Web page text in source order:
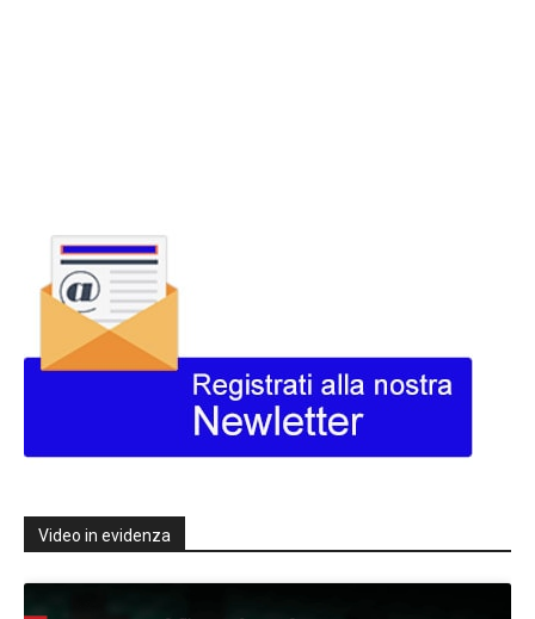
Video in evidenza